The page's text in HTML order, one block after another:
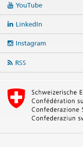
YouTube
LinkedIn
Instagram
RSS